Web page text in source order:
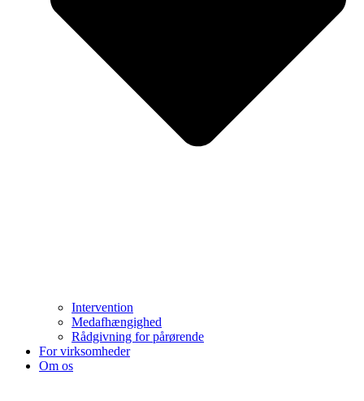
Intervention
Medafhængighed
Rådgivning for pårørende
For virksomheder
Om os